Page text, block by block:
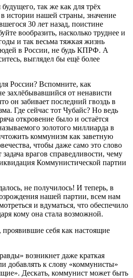
так же как для трёх
в истории нашей страны, значение
30 лет назад, поистине
вообразить, насколько труднее и
и так весьма тяжкая жизнь
в России, не будь КПРФ. А
выглядел бы ещё более
России? Вспомните, как
захлёбывавшийся от ненависти
он забивает последний гвоздь в
Где сейчас тот Чубайс? Но ведь
откровение было и остаётся
золотого миллиарда в
коммунизм как заветную
чтобы даже само это слово
врагов справедливости, чему
Коммунистической партии
не получилось! И теперь, в
нашей партии, всем нам
и вдуматься, что обеспечило
кому она стала возможной.
себя как настоящие
возникнет даже краткая
добавлять к слову «коммунисты»
Дескать, коммунист может быть